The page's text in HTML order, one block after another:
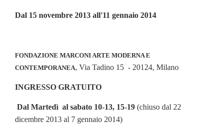
Dal 15 novembre 2013 all'11 gennaio 2014
FONDAZIONE MARCONI ARTE MODERNA E
CONTEMPORANEA, Via Tadino 15 - 20124, Milano
INGRESSO GRATUITO
Dal Martedì al sabato 10-13, 15-19 (chiuso dal 22
dicembre 2013 al 7 gennaio 2014)